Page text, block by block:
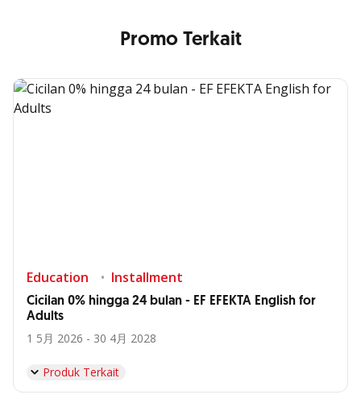
Promo Terkait
Education Installment
Cicilan 0% hingga 24 bulan - EF EFEKTA English for
Adults
1 5月 2026 - 30 4月 2028
Produk Terkait